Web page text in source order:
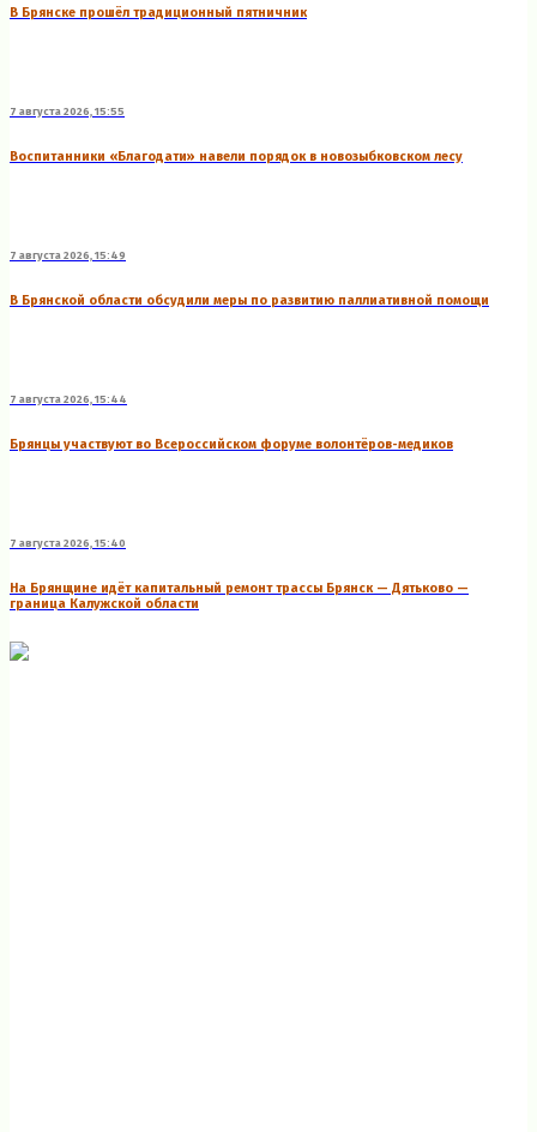
В Брянске прошёл традиционный пятничник
7 августа 2026, 15:55
Воспитанники «Благодати» навели порядок в новозыбковском лесу
7 августа 2026, 15:49
В Брянской области обсудили меры по развитию паллиативной помощи
7 августа 2026, 15:44
Брянцы участвуют во Всероссийском форуме волонтёров-медиков
7 августа 2026, 15:40
На Брянщине идёт капитальный ремонт трассы Брянск — Дятьково —
граница Калужской области